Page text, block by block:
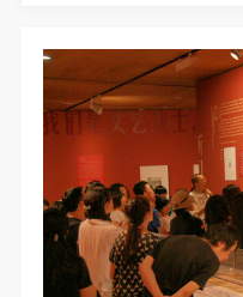
果（如参与工作坊创作
作发表、出版。中央美
它数字媒体形式公开出
源总库》《中央美术学
术馆资料库》等相关资
在中央美术学院中使用
关“章程”规定享受相关
中央美术学院美术馆活
果（如参与工作坊创作
作发表、出版。中央美
它数字媒体形式公开出
源总库》《中央美术学
术馆资料库》等相关资
在中央美术学院中使用
关“章程”规定享受相关
中央美术学院美术馆活
果（如参与工作坊创作
作发表、出版。中央美
它数字媒体形式公开出
源总库》《中央美术学
术馆资料库》等相关资
在中央美术学院中使用
关“章程”规定享受相关
中央美术学院美术馆活